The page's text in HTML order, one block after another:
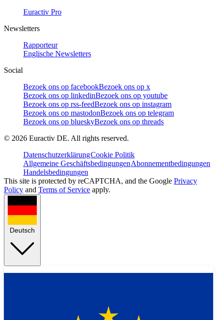
Euractiv Pro
Newsletters
Rapporteur
Englische Newsletters
Social
Bezoek ons op facebookBezoek ons op x
Bezoek ons op linkedinBezoek ons op youtube
Bezoek ons op rss-feedBezoek ons op instagram
Bezoek ons op mastodonBezoek ons op telegram
Bezoek ons op blueskyBezoek ons op threads
© 2026 Euractiv DE. All rights reserved.
DatenschutzerklärungCookie Politik
Allgemeine GeschäftsbedingungenAbonnementbedingungen
Handelsbedingungen
This site is protected by reCAPTCHA, and the Google Privacy
Policy and Terms of Service apply.
Deutsch